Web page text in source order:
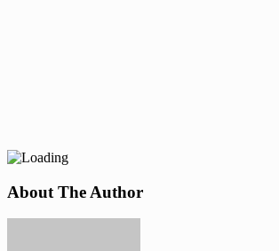
About The Author